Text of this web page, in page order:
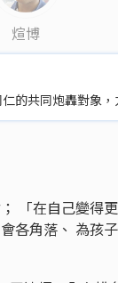
煊博
的共同炮轟對象
「在自己變得
各角落、 為孩